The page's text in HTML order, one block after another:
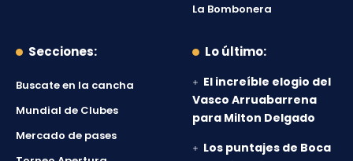
La Bombonera
Secciones:
Buscate en la cancha
Mundial de Clubes
Mercado de pases
Lo último:
El increíble elogio del
Vasco Arruabarrena
para Milton Delgado
Los puntajes de Boca